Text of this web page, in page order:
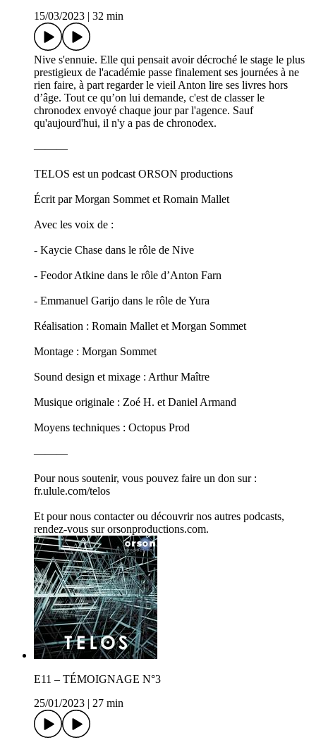
15/03/2023
32 min
Nive s'ennuie. Elle qui pensait avoir décroché le stage le plus
prestigieux de l'académie passe finalement ses journées à ne
rien faire, à part regarder le vieil Anton lire ses livres hors
d’âge. Tout ce qu’on lui demande, c'est de classer le
chronodex envoyé chaque jour par l'agence. Sauf
qu'aujourd'hui, il n'y a pas de chronodex.
———
TELOS est un podcast ORSON productions
Écrit par Morgan Sommet et Romain Mallet
Avec les voix de :
- Kaycie Chase dans le rôle de Nive
- Feodor Atkine dans le rôle d’Anton Farn
- Emmanuel Garijo dans le rôle de Yura
Réalisation : Romain Mallet et Morgan Sommet
Montage : Morgan Sommet
Sound design et mixage : Arthur Maître
Musique originale : Zoé H. et Daniel Armand
Moyens techniques : Octopus Prod
———
Pour nous soutenir, vous pouvez faire un don sur :
fr.ulule.com/telos
Et pour nous contacter ou découvrir nos autres podcasts,
rendez-vous sur orsonproductions.com.
E11 – TÉMOIGNAGE N°3
25/01/2023
27 min